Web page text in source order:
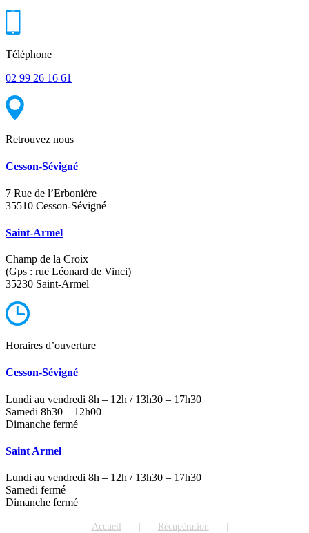
Téléphone
02 99 26 16 61
Retrouvez nous
Cesson-Sévigné
7 Rue de l’Erbonière
35510 Cesson-Sévigné
Saint-Armel
Champ de la Croix
(Gps : rue Léonard de Vinci)
35230 Saint-Armel
Horaires d’ouverture
Cesson-Sévigné
Lundi au vendredi 8h – 12h / 13h30 – 17h30
Samedi 8h30 – 12h00
Dimanche fermé
Saint Armel
Lundi au vendredi 8h – 12h / 13h30 – 17h30
Samedi fermé
Dimanche fermé
Accueil
Récupération